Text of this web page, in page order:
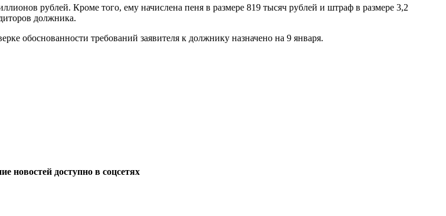
рублей. Кроме того, ему начислена пеня в размере 819 тысяч рублей и штраф в размере 3,2
должника.
обоснованности требований заявителя к должнику назначено на 9 января.
новостей доступно в соцсетях